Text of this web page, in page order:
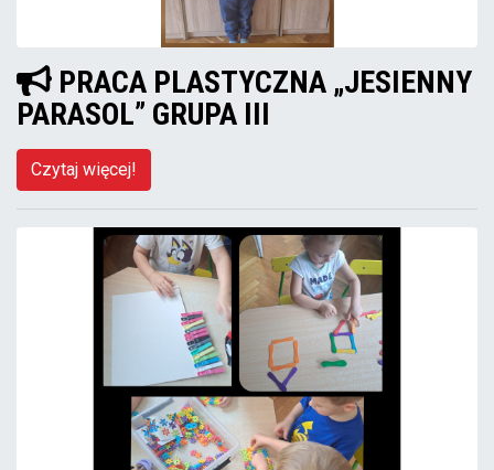
PRACA PLASTYCZNA „JESIENNY
PARASOL” GRUPA III
Czytaj więcej!